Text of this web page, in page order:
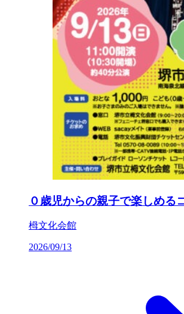
０歳児からの親子で楽しめる
栂文化会館
2026/09/13